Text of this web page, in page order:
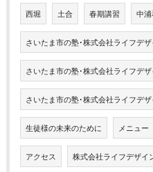
西堀 土合 春期講習 中浦
さいたま市の塾･株式会社ライフデ
さいたま市の塾･株式会社ライフデ
さいたま市の塾･株式会社ライフデ
生徒様の未来のために メニュー
アクセス 株式会社ライフデザイ